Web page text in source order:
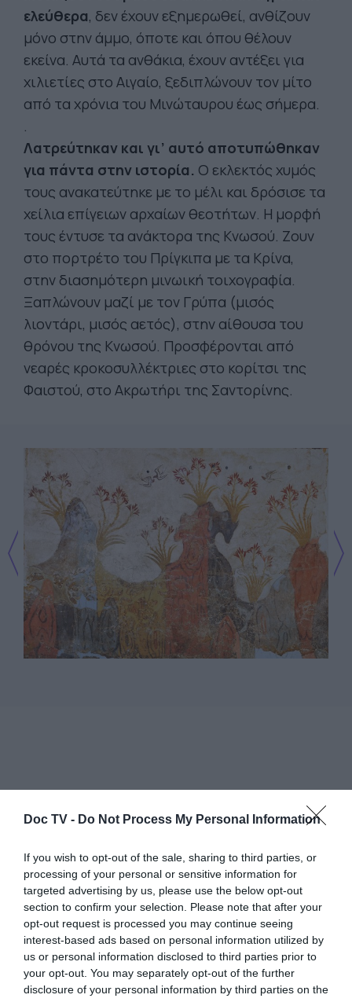
Doc TV - Do Not Process My Personal Information
If you wish to opt-out of the sale, sharing to third parties, or
processing of your personal or sensitive information for
targeted advertising by us, please use the below opt-out
section to confirm your selection. Please note that after your
opt-out request is processed you may continue seeing
interest-based ads based on personal information utilized by
us or personal information disclosed to third parties prior to
your opt-out. You may separately opt-out of the further
disclosure of your personal information by third parties on the
ελεύθερα, δεν έχουν εξημερωθεί, ανθίζουν
μόνο στην άμμο, όποτε και όπου θέλουν
εκείνα. Αυτά τα ανθάκια, έχουν αντέξει για
χιλιετίες στο Αιγαίο, ξεδιπλώνουν τον μίτο
από τα χρόνια του Μινώταυρου έως σήμερα.
.
Λατρεύτηκαν και γι’ αυτό αποτυπώθηκαν
για πάντα στην ιστορία. Ο εκλεκτός χυμός
τους ανακατεύτηκε με το μέλι και δρόσισε τα
χείλια επίγειων αρχαίων θεοτήτων. Η μορφή
τους έντυσε τα ανάκτορα της Κνωσού. Ζουν
στο πορτρέτο του Πρίγκιπα με τα Κρίνα,
στην διασημότερη μινωική τοιχογραφία.
Ξαπλώνουν μαζί με τον Γρύπα (μισός
λιοντάρι, μισός αετός), στην αίθουσα του
θρόνου της Κνωσού. Προσφέρονται από
νεαρές κρoκοσυλλέκτριες στο κορίτσι της
Φαιστού, στο Ακρωτήρι της Σαντορίνης.